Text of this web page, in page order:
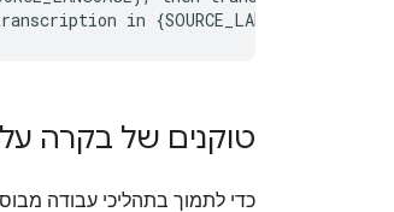
טוקנים של בקרה על